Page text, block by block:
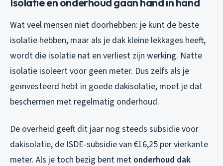
Wat veel mensen niet doorhebben: je kunt de beste
isolatie hebben, maar als je dak kleine lekkages heeft,
wordt die isolatie nat en verliest zijn werking. Natte
isolatie isoleert voor geen meter. Dus zelfs als je
geïnvesteerd hebt in goede dakisolatie, moet je dat
beschermen met regelmatig onderhoud.
De overheid geeft dit jaar nog steeds subsidie voor
dakisolatie, de ISDE-subsidie van €16,25 per vierkante
meter. Als je toch bezig bent met onderhoud dak